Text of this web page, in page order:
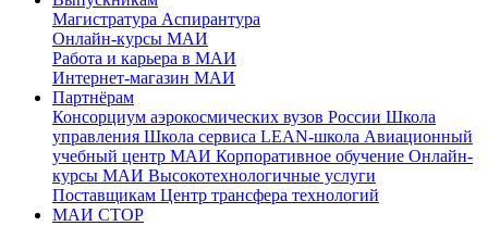
Магистратура Аспирантура
Онлайн-курсы МАИ
Работа и карьера в МАИ
Интернет-магазин МАИ
Партнёрам
Консорциум аэрокосмических вузов России Школа
управления Школа сервиса LEAN-школа Авиационный
учебный центр МАИ Корпоративное обучение Онлайн-
курсы МАИ Высокотехнологичные услуги
Поставщикам Центр трансфера технологий
МАИ СТОР